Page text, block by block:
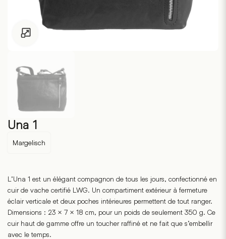
Una 1
Margelisch
L’Una 1 est un élégant compagnon de tous les jours, confectionné en
cuir de vache certifié LWG. Un compartiment extérieur à fermeture
éclair verticale et deux poches intérieures permettent de tout ranger.
Dimensions : 23 × 7 × 18 cm, pour un poids de seulement 350 g. Ce
cuir haut de gamme offre un toucher raffiné et ne fait que s’embellir
avec le temps.